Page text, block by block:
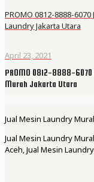
PROMO 0812-8888-
Laundry Jakarta Utara
April 23, 2021
PROMO 0812-8888-
Murah Jakarta Utara
Jual Mesin Laundry
Jual Mesin Laundry
Aceh, Jual Mesin